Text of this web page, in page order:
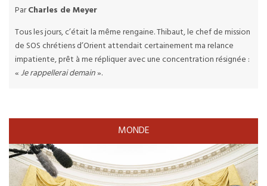
ParCharles de Meyer
Tous les jours, c’était la même rengaine. Thibaut, le chef de mission
de SOS chrétiens d’Orient attendait certainement ma relance
impatiente, prêt à me répliquer avec une concentration résignée :
«Je rappellerai demain».
MONDE